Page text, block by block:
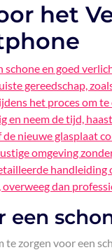
het
schone en goed
gereedschap,
het proces om
en neem de tijd,
nieuwe glasplaat
omgeving
dan
een
te zorgen voor een